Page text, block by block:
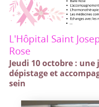
L'Hôpital Saint
Rose
Jeudi 10 octobre :
dépistage et
sein